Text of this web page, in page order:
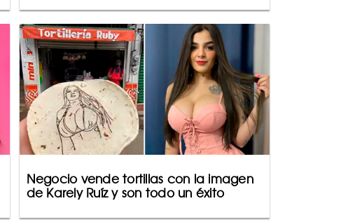
Negocio vende tortillas con la imagen
de Karely Ruíz y son todo un éxito